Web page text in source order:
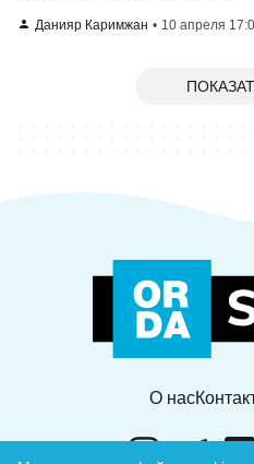
Данияр Каримжан 10 апреля
О нас